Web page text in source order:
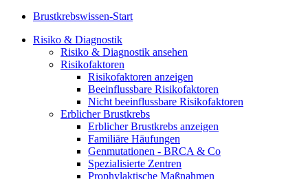
Brustkrebswissen-Start
Risiko & Diagnostik
Risiko & Diagnostik ansehen
Risikofaktoren
Risikofaktoren anzeigen
Beeinflussbare Risikofaktoren
Nicht beeinflussbare Risikofaktoren
Erblicher Brustkrebs
Erblicher Brustkrebs anzeigen
Familiäre Häufungen
Genmutationen - BRCA & Co
Spezialisierte Zentren
Prophylaktische Maßnahmen